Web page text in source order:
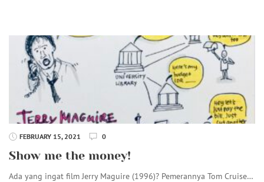
FEBRUARY 15, 2021 0
Show me the money!
Ada yang ingat film Jerry Maguire (1996)? Pemerannya Tom Cruise…